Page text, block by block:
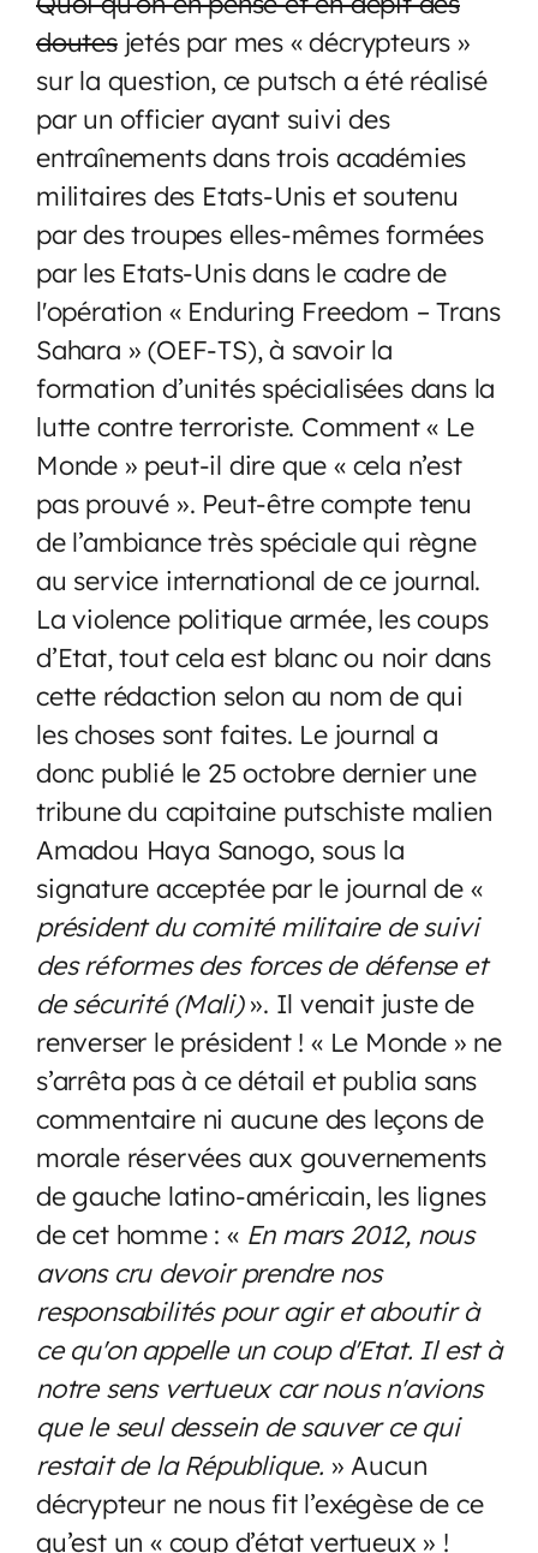
doutesjetés par mes « décrypteurs »
sur la question, ce putsch a été réalisé
par un officier ayant suivi des
entraînements dans trois académies
militaires des Etats-Unis et soutenu
par des troupes elles-mêmes formées
par les Etats-Unis dans le cadre de
l'opération « Enduring Freedom – Trans
Sahara » (OEF-TS), à savoir la
formation d’unités spécialisées dans la
lutte contre terroriste. Comment « Le
Monde » peut-il dire que « cela n’est
pas prouvé ». Peut-être compte tenu
de l’ambiance très spéciale qui règne
au service international de ce journal.
La violence politique armée, les coups
d’Etat, tout cela est blanc ou noir dans
cette rédaction selon au nom de qui
les choses sont faites. Le journal a
donc publié le 25 octobre dernier une
tribune du capitaine putschiste malien
Amadou Haya Sanogo, sous la
signature acceptée par le journal de «
président du comité militaire de suivi
des réformes des forces de défense et
de sécurité (Mali)». Il venait juste de
renverser le président ! « Le Monde » ne
s’arrêta pas à ce détail et publia sans
commentaire ni aucune des leçons de
morale réservées aux gouvernements
de gauche latino-américain, les lignes
de cet homme : « En mars 2012, nous
avons cru devoir prendre nos
responsabilités pour agir et aboutir à
ce qu'on appelle un coup d'Etat. Il est à
notre sens vertueux car nous n'avions
que le seul dessein de sauver ce qui
restait de la République. » Aucun
décrypteur ne nous fit l’exégèse de ce
qu’est un « coup d’état vertueux » !